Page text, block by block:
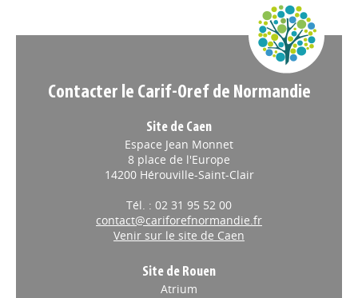
Contacter le Carif-Oref de Normandie
Site de Caen
Espace Jean Monnet
8 place de l'Europe
14200 Hérouville-Saint-Clair
Tél. : 02 31 95 52 00
contact@cariforefnormandie.fr
Venir sur le site de Caen
Site de Rouen
Atrium